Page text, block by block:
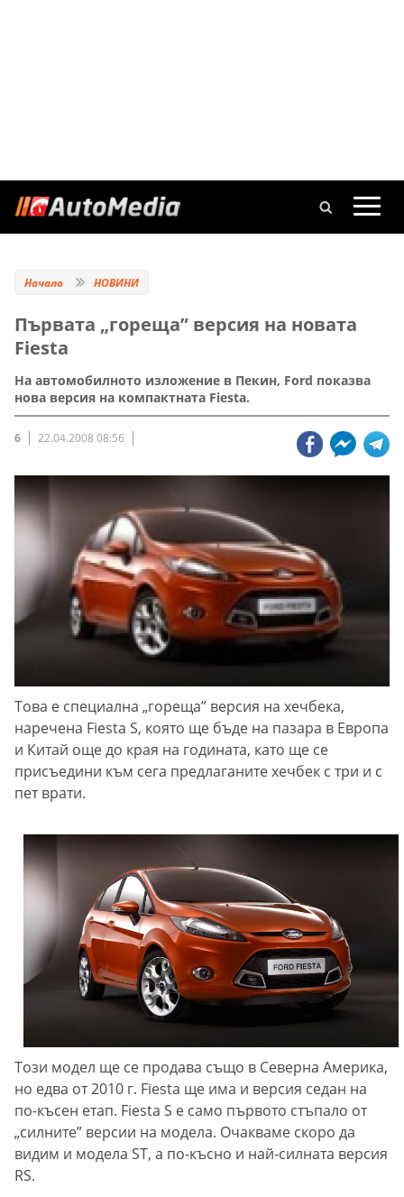
Начало НОВИНИ
Първата „гореща” версия на новата
Fiesta
На автомобилното изложение в Пекин, Ford показва
нова версия на компактната Fiesta.
6 22.04.2008 08:56
Това е специална „гореща” версия на хечбека,
наречена Fiesta S, която ще бъде на пазара в Европа
и Китай още до края на годината, като ще се
присъедини към сега предлаганите хечбек с три и с
пет врати.
Този модел ще се продава също в Северна Америка,
но едва от 2010 г. Fiesta ще има и версия седан на
по-късен етап. Fiesta S е само първото стъпало от
„силните” версии на модела. Очакваме скоро да
видим и модела ST, а по-късно и най-силната версия
RS.